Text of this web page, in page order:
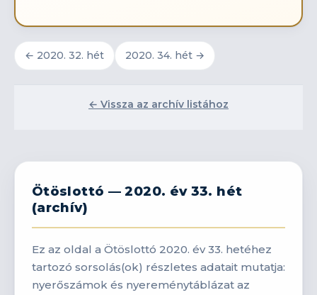
← 2020. 32. hét 2020. 34. hét →
← Vissza az archív listához
Ötöslottó — 2020. év 33. hét
(archív)
Ez az oldal a Ötöslottó 2020. év 33. hetéhez
tartozó sorsolás(ok) részletes adatait mutatja:
nyerőszámok és nyereménytáblázat az